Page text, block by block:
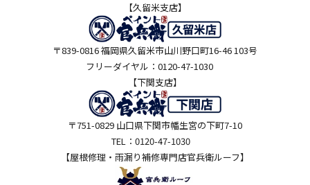
【久留米支店】
〒839-0816 福岡県久留米市山川野口町16-46 103号
フリーダイヤル：0120-47-1030
【下関支店】
〒751-0829 山口県下関市幡生宮の下町7-10
TEL：0120-47-1030
【屋根修理・雨漏り補修専門店官兵衛ルーフ】